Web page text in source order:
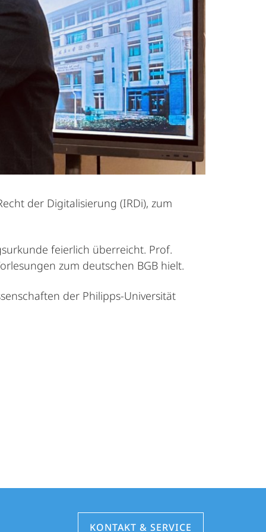
der Digitalisierung (IRDi), zum
feierlich überreicht. Prof.
zum deutschen BGB hielt.
der Philipps-Universität
KONTAKT & SERVICE